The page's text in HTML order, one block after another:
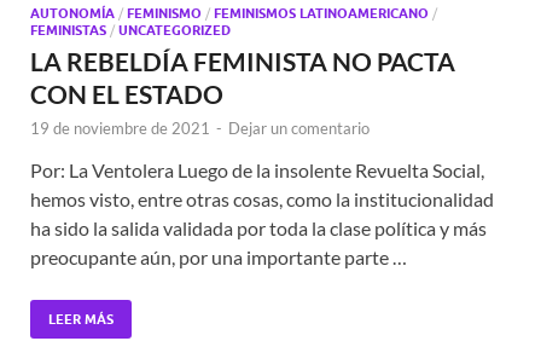
AUTONOMÍA / FEMINISMO / FEMINISMOS LATINOAMERICANO /
FEMINISTAS / UNCATEGORIZED
LA REBELDÍA FEMINISTA NO PACTA
CON EL ESTADO
19 de noviembre de 2021 - Dejar un comentario
Por: La Ventolera Luego de la insolente Revuelta Social,
hemos visto, entre otras cosas, como la institucionalidad
ha sido la salida validada por toda la clase política y más
preocupante aún, por una importante parte …
LEER MÁS